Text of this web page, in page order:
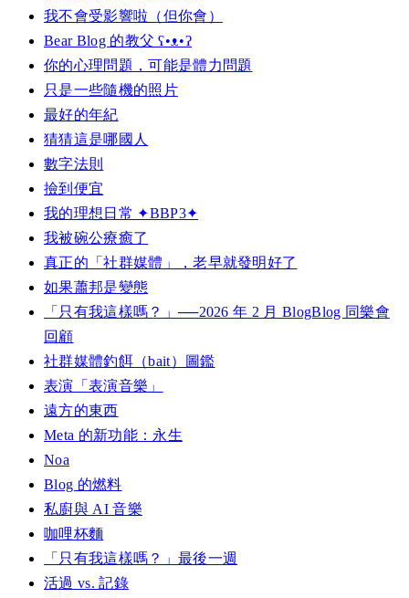
我不會受影響啦（但你會）
Bear Blog 的教父 ʕ•ᴥ•ʔ
你的心理問題，可能是體力問題
只是一些隨機的照片
最好的年紀
猜猜這是哪國人
數字法則
撿到便宜
我的理想日常 ✦BBP3✦
我被碗公療癒了
真正的「社群媒體」，老早就發明好了
如果蕭邦是變態
「只有我這樣嗎？」──2026 年 2 月 BlogBlog 同樂會
回顧
社群媒體釣餌（bait）圖鑑
表演「表演音樂」
遠方的東西
Meta 的新功能：永生
Noa
Blog 的燃料
私廚與 AI 音樂
咖哩杯麵
「只有我這樣嗎？」最後一週
活過 vs. 記錄